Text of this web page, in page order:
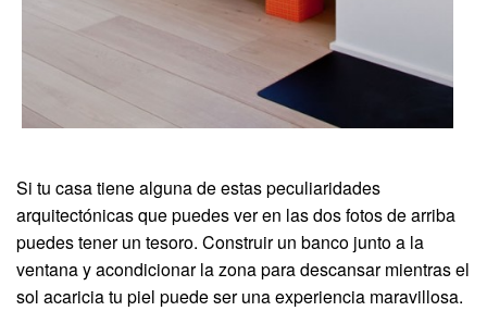
Si tu casa tiene alguna de estas peculiaridades
arquitectónicas que puedes ver en las dos fotos de arriba
puedes tener un tesoro. Construir un banco junto a la
ventana y acondicionar la zona para descansar mientras el
sol acaricia tu piel puede ser una experiencia maravillosa.